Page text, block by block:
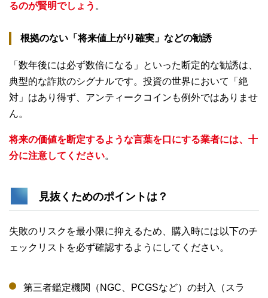
るのが賢明でしょう 。
根拠のない「将来値上がり確実」などの勧誘
「数年後には必ず数倍になる」といった断定的な勧誘は、
典型的な詐欺のシグナルです。投資の世界において「絶
対」はあり得ず、アンティークコインも例外ではありませ
ん。
将来の価値を断定するような言葉を口にする業者には、十
分に注意してください。
見抜くためのポイントは？
失敗のリスクを最小限に抑えるため、購入時には以下のチ
ェックリストを必ず確認するようにしてください。
第三者鑑定機関（NGC、PCGSなど）の封入（スラ